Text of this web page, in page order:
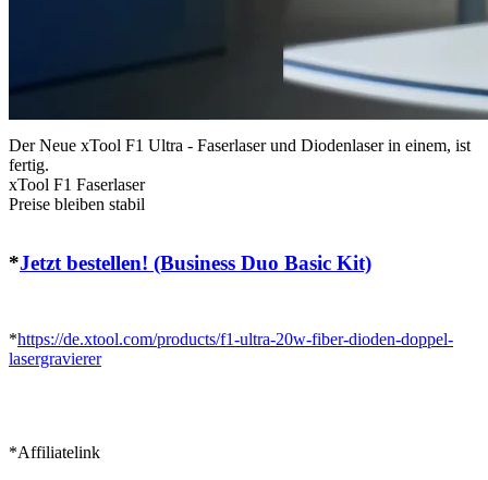
Der Neue xTool F1 Ultra - Faserlaser und Diodenlaser in einem, ist
fertig.
xTool F1 Faserlaser
Preise bleiben stabil
*Jetzt bestellen! (Business Duo Basic Kit)
*https://de.xtool.com/products/f1-ultra-20w-fiber-dioden-doppel-
lasergravierer
*Affiliatelink